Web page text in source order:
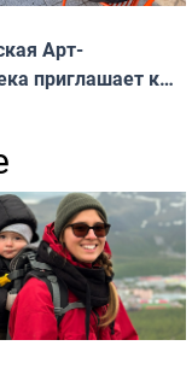
Арт-
приглашает к